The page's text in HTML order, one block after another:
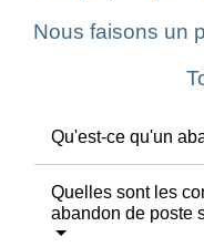
Nous faisons un
Qu'est-ce qu'un
Quelles sont les
abandon de poste